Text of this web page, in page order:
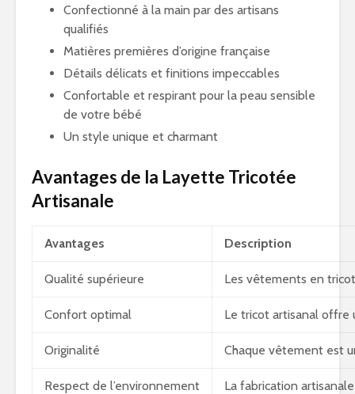
Confectionné à la main par des artisans
qualifiés
Matières premières d’origine française
Détails délicats et finitions impeccables
Confortable et respirant pour la peau sensible
de votre bébé
Un style unique et charmant
Avantages de la Layette Tricotée
Artisanale
Avantages Description
Qualité supérieure Les vêtements en
Confort optimal Le tricot artisanal offre
Originalité Chaque vêtement est
Respect de l’environnement La fabrication